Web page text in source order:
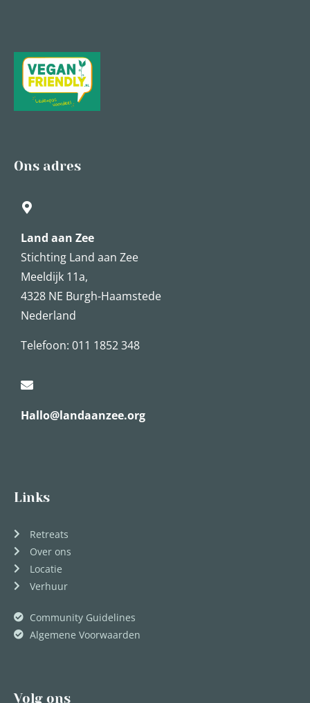
Ons adres
Land aan Zee
Stichting Land aan Zee
Meeldijk 11a,
4328 NE Burgh-Haamstede
Nederland
Telefoon: 011 1852 348
Hallo@landaanzee.org
Links
Retreats
Over ons
Locatie
Verhuur
Community Guidelines
Algemene Voorwaarden
Volg ons